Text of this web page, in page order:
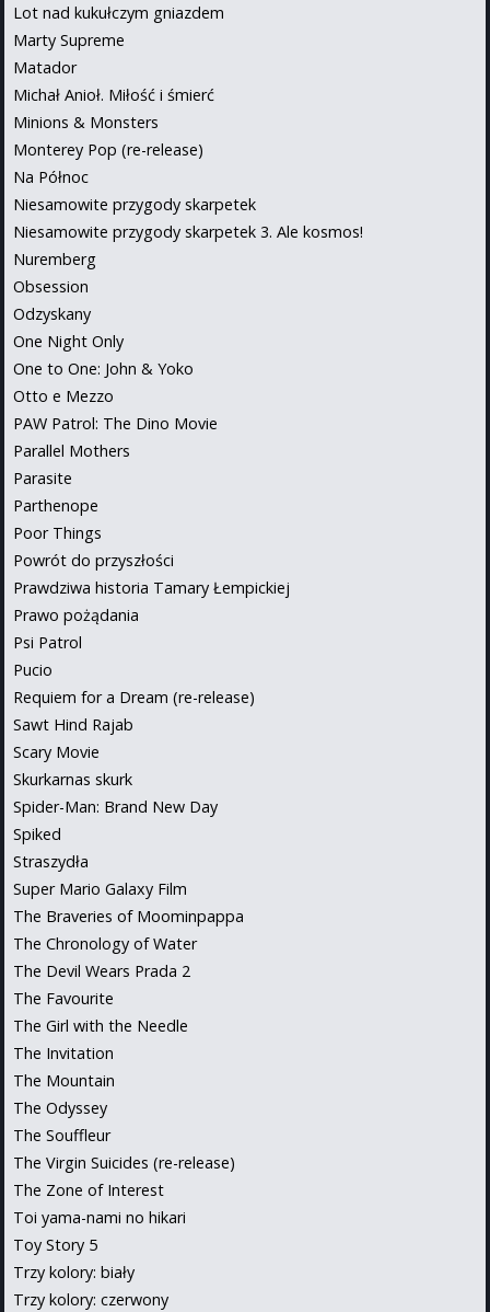
Lot nad kukułczym gniazdem
Marty Supreme
Matador
Michał Anioł. Miłość i śmierć
Minions & Monsters
Monterey Pop (re-release)
Na Północ
Niesamowite przygody skarpetek
Niesamowite przygody skarpetek 3. Ale kosmos!
Nuremberg
Obsession
Odzyskany
One Night Only
One to One: John & Yoko
Otto e Mezzo
PAW Patrol: The Dino Movie
Parallel Mothers
Parasite
Parthenope
Poor Things
Powrót do przyszłości
Prawdziwa historia Tamary Łempickiej
Prawo pożądania
Psi Patrol
Pucio
Requiem for a Dream (re-release)
Sawt Hind Rajab
Scary Movie
Skurkarnas skurk
Spider-Man: Brand New Day
Spiked
Straszydła
Super Mario Galaxy Film
The Braveries of Moominpappa
The Chronology of Water
The Devil Wears Prada 2
The Favourite
The Girl with the Needle
The Invitation
The Mountain
The Odyssey
The Souffleur
The Virgin Suicides (re-release)
The Zone of Interest
Toi yama-nami no hikari
Toy Story 5
Trzy kolory: biały
Trzy kolory: czerwony